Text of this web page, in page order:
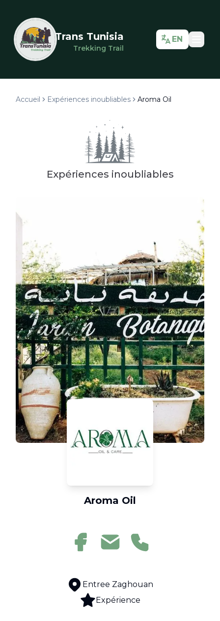
Trans Tunisia
Trekking Trail
EN
Accueil Expériences inoubliables Aroma Oil
Expériences inoubliables
Aroma Oil
Entree Zaghouan
Expérience